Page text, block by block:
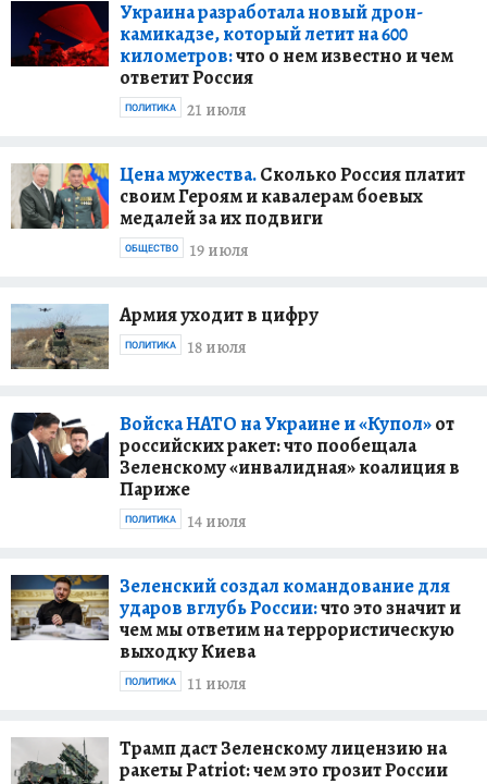
Украина разработала новый дрон-
камикадзе, который летит на 600
километров:что о нем известно и чем
ответит Россия
21 июля
ПОЛИТИКА
Цена мужества.Сколько Россия платит
своим Героям и кавалерам боевых
медалей за их подвиги
19 июля
ОБЩЕСТВО
Армия уходит в цифру
18 июля
ПОЛИТИКА
Войска НАТО на Украине и «Купол»от
российских ракет: что пообещала
Зеленскому «инвалидная» коалиция в
Париже
14 июля
ПОЛИТИКА
Зеленский создал командование для
ударов вглубь России:что это значит и
чем мы ответим на террористическую
выходку Киева
11 июля
ПОЛИТИКА
Трамп даст Зеленскому лицензию на
ракеты Patriot: чем это грозит России